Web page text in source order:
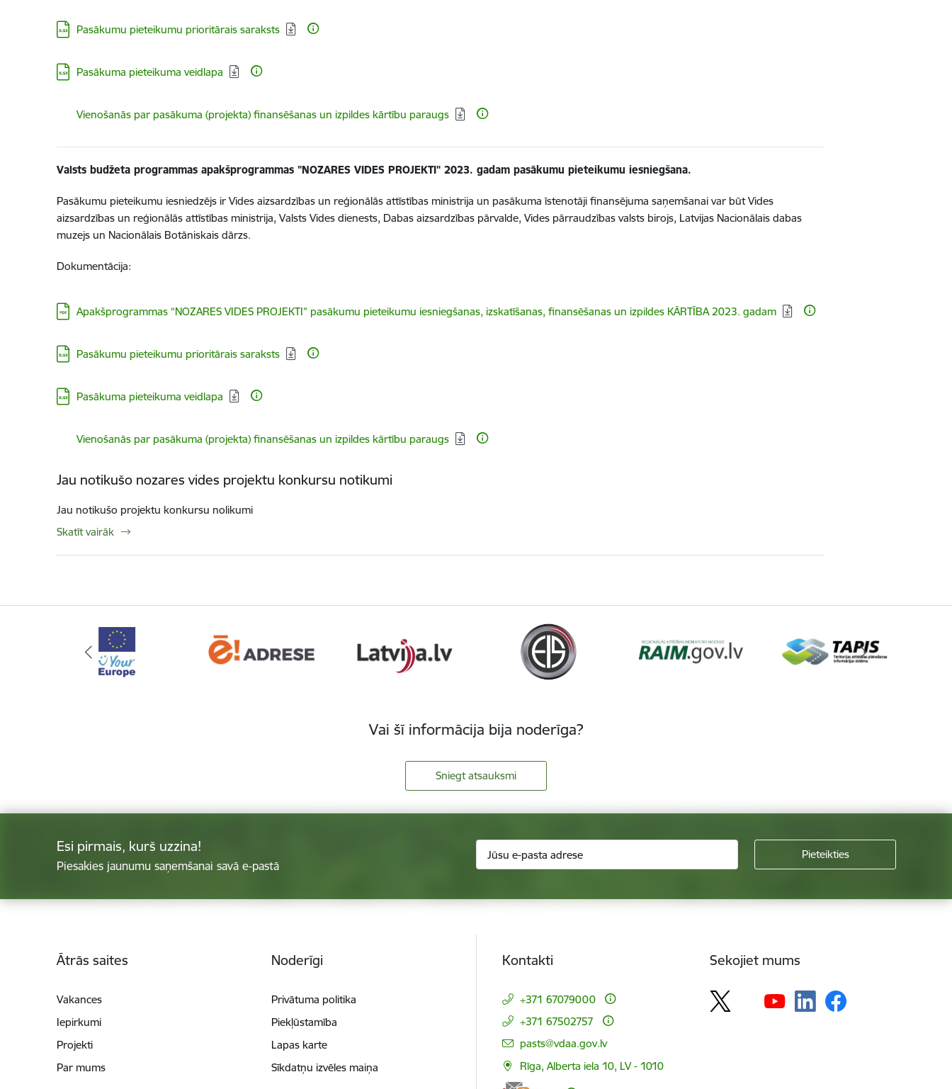
Lejupielādēt:
Pasākumu pieteikumu prioritārais saraksts
Lejupielādēt:
Pasākuma pieteikuma veidlapa
Lejupielādēt:
Vienošanās par pasākuma (projekta) finansēšanas un izpildes kārtību paraugs
Valsts budžeta programmas apakšprogrammas "NOZARES VIDES PROJEKTI" 2023. gadam pasākumu pieteikumu iesniegšana.
Pasākumu pieteikumu iesniedzējs ir Vides aizsardzības un reģionālās attīstības ministrija un pasākuma īstenotāji finansējuma saņemšanai var būt Vides
aizsardzības un reģionālās attīstības ministrija, Valsts Vides dienests, Dabas aizsardzības pārvalde, Vides pārraudzības valsts birojs, Latvijas Nacionālais dabas
muzejs un Nacionālais Botāniskais dārzs.
Dokumentācija:
Lejupielādēt:
Apakšprogrammas “NOZARES VIDES PROJEKTI” pasākumu pieteikumu iesniegšanas, izskatīšanas, finansēšanas un izpildes KĀRTĪBA 2023. gadam
Lejupielādēt:
Pasākumu pieteikumu prioritārais saraksts
Lejupielādēt:
Pasākuma pieteikuma veidlapa
Lejupielādēt:
Vienošanās par pasākuma (projekta) finansēšanas un izpildes kārtību paraugs
Jau notikušo nozares vides projektu konkursu notikumi
Jau notikušo projektu konkursu nolikumi
Skatīt vairāk
Vai šī informācija bija noderīga?
Sniegt atsauksmi
Esi pirmais, kurš uzzina!
Piesakies jaunumu saņemšanai savā e-pastā
Ātrās saites
Vakances
Iepirkumi
Projekti
Par mums
Noderīgi
Privātuma politika
Piekļūstamība
Lapas karte
Sīkdatņu izvēles maiņa
Kontakti
+371 67079000
+371 67502757
E-pasts:
pasts@vdaa.gov.lv
Rīga, Alberta iela 10, LV - 1010
Sekojiet mums